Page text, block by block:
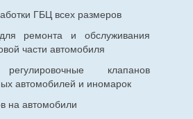
ГБЦ всех размеров
ремонта и обслуживания
части автомобиля
клапанов
автомобилей и иномарок
на автомобили